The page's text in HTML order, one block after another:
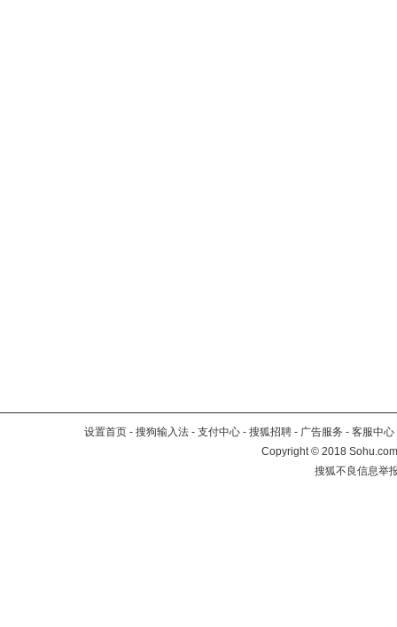
设置首页 - 搜狗输入法 - 支付中心 - 搜狐招聘 - 广告服务 - 客服中心
Copyright©2018
搜狐不良信息举